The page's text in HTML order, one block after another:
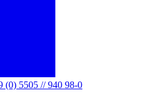
(0) 5505 // 940 98-0